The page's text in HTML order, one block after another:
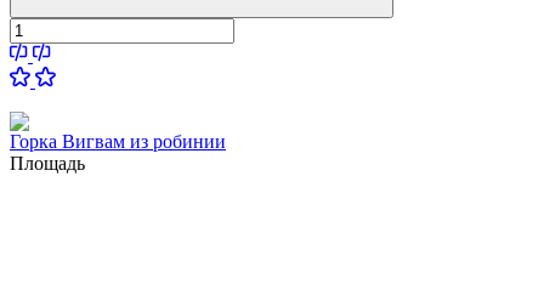
Горка Вигвам из робинии
Площадь